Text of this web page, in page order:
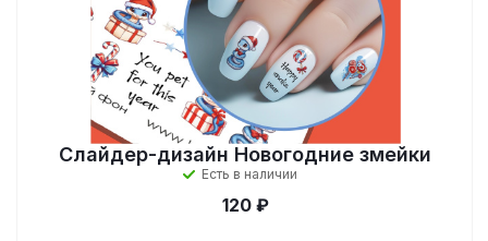
Слайдер-дизайн Новогодние змейки
Есть в наличии
120 ₽